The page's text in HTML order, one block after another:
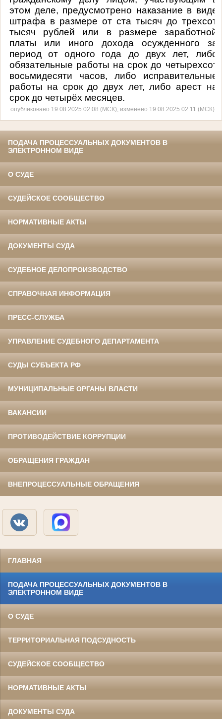
этом деле, предусмотрено наказание в виде
штрафа в размере от ста тысяч до трехсот
тысяч рублей или в размере заработной
платы или иного дохода осужденного за
период от одного года до двух лет, либо
обязательные работы на срок до четырехсот
восьмидесяти часов, либо исправительные
работы на срок до двух лет, либо арест на
срок до четырёх месяцев.
опубликовано 19.08.2025 02:08 (МСК), изменено 19.08.2025 02:11 (МСК)
ПОДАЧА ПРОЦЕССУАЛЬНЫХ ДОКУМЕНТОВ В
ЭЛЕКТРОННОМ ВИДЕ
О СУДЕ
СУДЕЙСКОЕ СООБЩЕСТВО
НОРМАТИВНЫЕ АКТЫ
ДОКУМЕНТЫ СУДА
СУДЕБНОЕ ДЕЛОПРОИЗВОДСТВО
СПРАВОЧНАЯ ИНФОРМАЦИЯ
ПРЕСС-СЛУЖБА
УПРАВЛЕНИЕ СУДЕБНОГО ДЕПАРТАМЕНТА
СУДЫ СУБЪЕКТА РФ
МУНИЦИПАЛЬНЫЕ ОРГАНЫ ВЛАСТИ
ВАКАНСИИ
ПРОТИВОДЕЙСТВИЕ КОРРУПЦИИ
ОБРАЩЕНИЯ ГРАЖДАН
ВНЕПРОЦЕССУАЛЬНЫЕ ОБРАЩЕНИЯ
ГЛАВНАЯ
ПОДАЧА ПРОЦЕССУАЛЬНЫХ ДОКУМЕНТОВ В
ЭЛЕКТРОННОМ ВИДЕ
О СУДЕ
ТЕРРИТОРИАЛЬНАЯ ПОДСУДНОСТЬ
СУДЕЙСКОЕ СООБЩЕСТВО
НОРМАТИВНЫЕ АКТЫ
ДОКУМЕНТЫ СУДА